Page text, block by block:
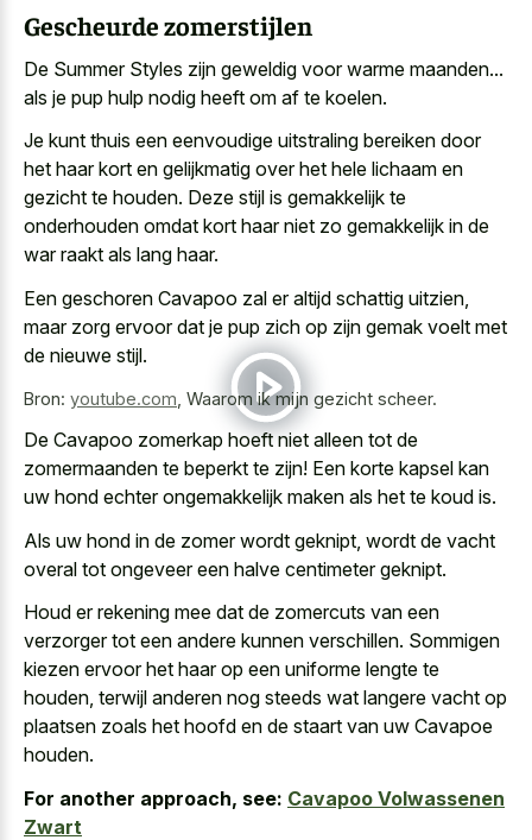
Gescheurde zomerstijlen
De Summer Styles zijn geweldig voor warme maanden...
als je pup hulp nodig heeft om af te koelen.
Je kunt thuis een eenvoudige uitstraling bereiken door
het haar kort en gelijkmatig over het hele lichaam en
gezicht te houden. Deze stijl is gemakkelijk te
onderhouden omdat kort haar niet zo gemakkelijk in de
war raakt als lang haar.
Een geschoren Cavapoo zal er altijd schattig uitzien,
maar zorg ervoor dat je pup zich op zijn gemak voelt met
de nieuwe stijl.
Bron: youtube.com Waarom ik mijn gezicht scheer.
De Cavapoo zomerkap hoeft niet alleen tot de
zomermaanden te beperkt te zijn! Een korte kapsel kan
uw hond echter ongemakkelijk maken als het te koud is.
Als uw hond in de zomer wordt geknipt, wordt de vacht
overal tot ongeveer een halve centimeter geknipt.
Houd er rekening mee dat de zomercuts van een
verzorger tot een andere kunnen verschillen. Sommigen
kiezen ervoor het haar op een uniforme lengte te
houden, terwijl anderen nog steeds wat langere vacht op
plaatsen zoals het hoofd en de staart van uw Cavapoe
houden.
For another approach, see: Cavapoo Volwassenen
Zwart